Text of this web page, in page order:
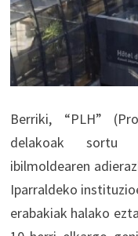
Berriki, “PLH”
delakoak sortu
ibilmoldearen
Iparraldeko
erabakiak halako